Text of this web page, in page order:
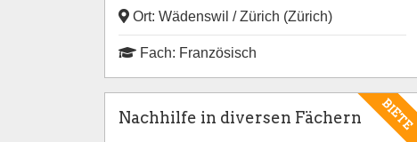
Ort: Wädenswil / Zürich (Zürich)
Fach: Französisch
BIETE
Nachhilfe in diversen Fächern